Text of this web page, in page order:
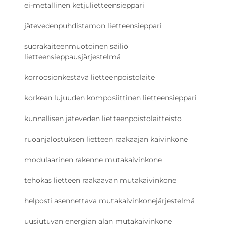
ei-metallinen ketjulietteensieppari
jätevedenpuhdistamon lietteensieppari
suorakaiteenmuotoinen säiliö
lietteensieppausjärjestelmä
korroosionkestävä lietteenpoistolaite
korkean lujuuden komposiittinen lietteensieppari
kunnallisen jäteveden lietteenpoistolaitteisto
ruoanjalostuksen lietteen raakaajan kaivinkone
modulaarinen rakenne mutakaivinkone
tehokas lietteen raakaavan mutakaivinkone
helposti asennettava mutakaivinkonejärjestelmä
uusiutuvan energian alan mutakaivinkone